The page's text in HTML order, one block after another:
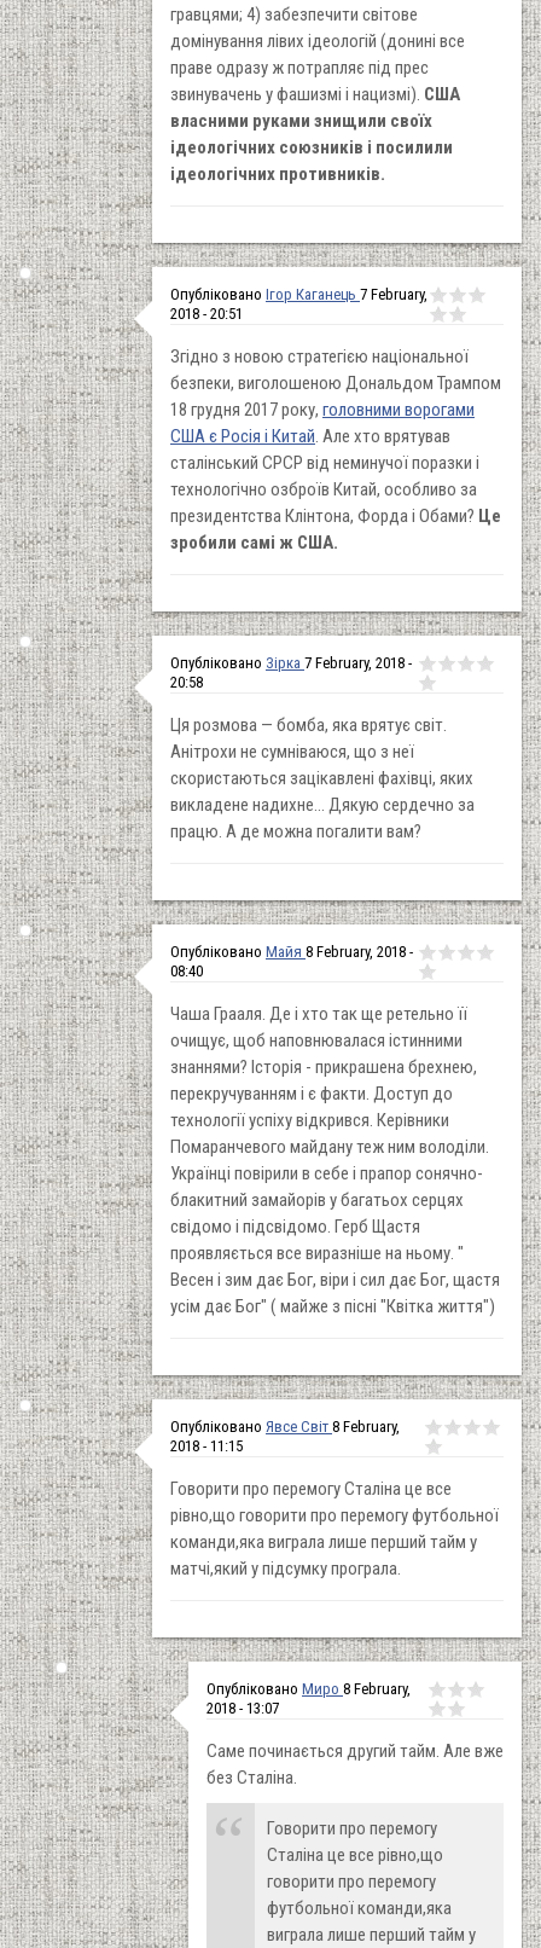
гравцями; 4) забезпечити світове
домінування лівих ідеологій (донині все
праве одразу ж потрапляє під прес
звинувачень у фашизмі і нацизмі). США
власними руками знищили своїх
ідеологічних союзників і посилили
ідеологічних противників.
Опубліковано Ігор Каганець 7 February,
2018 - 20:51
Згідно з новою стратегією національної
безпеки, виголошеною Дональдом Трампом
18 грудня 2017 року, головними ворогами
США є Росія і Китай. Але хто врятував
сталінський СРСР від неминучої поразки і
технологічно озброїв Китай, особливо за
президентства Клінтона, Форда і Обами? Це
зробили самі ж США.
Опубліковано Зірка 7 February, 2018 -
20:58
Ця розмова — бомба, яка врятує світ.
Анітрохи не сумніваюся, що з неї
скористаються зацікавлені фахівці, яких
викладене надихне... Дякую сердечно за
працю. А де можна погалити вам?
Опубліковано Майя 8 February, 2018 -
08:40
Чаша Грааля. Де і хто так ще ретельно її
очищує, щоб наповнювалася істинними
знаннями? Історія - прикрашена брехнею,
перекручуванням і є факти. Доступ до
технології успіху відкрився. Керівники
Помаранчевого майдану теж ним володіли.
Українці повірили в себе і прапор сонячно-
блакитний замайорів у багатьох серцях
свідомо і підсвідомо. Герб Щастя
проявляється все виразніше на ньому. "
Весен і зим дає Бог, віри і сил дає Бог, щастя
усім дає Бог" ( майже з пісні "Квітка життя")
Опубліковано Явсе Світ 8 February,
2018 - 11:15
Говорити про перемогу Сталіна це все
рівно,що говорити про перемогу футбольної
команди,яка виграла лише перший тайм у
матчі,який у підсумку програла.
Опубліковано Миро 8 February,
2018 - 13:07
Саме починається другий тайм. Але вже
без Сталіна.
Говорити про перемогу
Сталіна це все рівно,що
говорити про перемогу
футбольної команди,яка
виграла лише перший тайм у